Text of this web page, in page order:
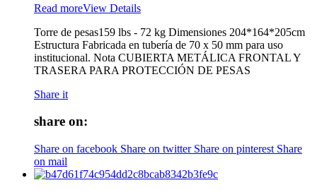
Read moreView Details
Torre de pesas159 lbs - 72 kg Dimensiones 204*164*205cm
Estructura Fabricada en tubería de 70 x 50 mm para uso
institucional. Nota CUBIERTA METÁLICA FRONTAL Y
TRASERA PARA PROTECCIÓN DE PESAS
Share it
share on:
Share on facebook Share on twitter Share on pinterest Share
on mail